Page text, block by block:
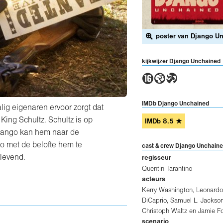
eigenaren ervoor zorgt dat
Schultz. Schultz is op
kan hem naar de
met de belofte hem te
poster van Django
kijkwijzer Django Unchained
6GT
IMDb Django Unchained
IMDb 8.5 ★
cast & crew Django
regisseur
Quentin Tarantino
acteurs
Kerry Washington,
Leonardo
DiCaprio, Samuel L.
Christoph Waltz en Jamie
scenario